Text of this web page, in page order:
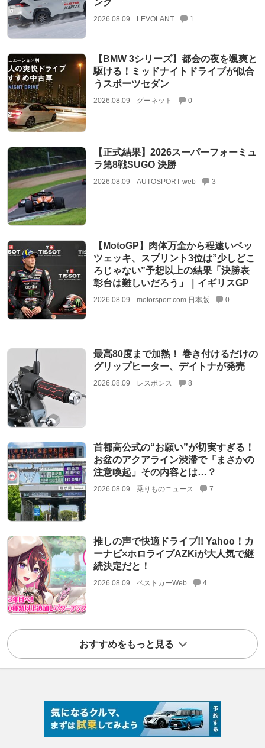
ング
2026.08.09 LEVOLANT 1
【BMW 3シリーズ】都会の夜を颯爽と
駆ける！ミッドナイトドライブが似合
うスポーツセダン
2026.08.09 グーネット 0
【正式結果】2026スーパーフォーミュ
ラ第8戦SUGO 決勝
2026.08.09 AUTOSPORT web 3
【MotoGP】肉体万全から程遠いベッ
ツェッキ、スプリント3位は”少しどこ
ろじゃない”予想以上の結果「決勝表
彰台は難しいだろう」｜イギリスGP
2026.08.09 motorsport.com 日本版 0
最高80度まで加熱！ 巻き付けるだけの
グリップヒーター、デイトナが発売
2026.08.09 レスポンス 8
首都高公式の“お願い”が切実すぎる！
お盆のアクアライン渋滞で「まさかの
注意喚起」その内容とは…？
2026.08.09 乗りものニュース 7
推しの声で快適ドライブ!! Yahoo！カ
ーナビ×ホロライブAZKiが大人気で継
続決定だと！
2026.08.09 ベストカーWeb 4
おすすめをもっと見る